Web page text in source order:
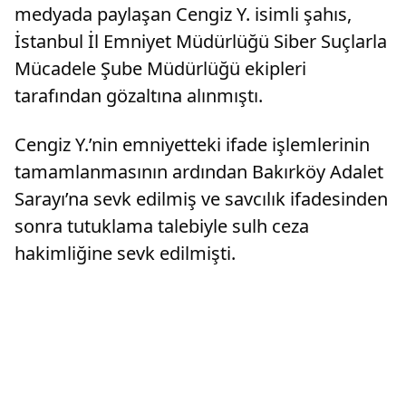
medyada paylaşan Cengiz Y. isimli şahıs,
İstanbul İl Emniyet Müdürlüğü Siber Suçlarla
Mücadele Şube Müdürlüğü ekipleri
tarafından gözaltına alınmıştı.
Cengiz Y.’nin emniyetteki ifade işlemlerinin
tamamlanmasının ardından Bakırköy Adalet
Sarayı’na sevk edilmiş ve savcılık ifadesinden
sonra tutuklama talebiyle sulh ceza
hakimliğine sevk edilmişti.